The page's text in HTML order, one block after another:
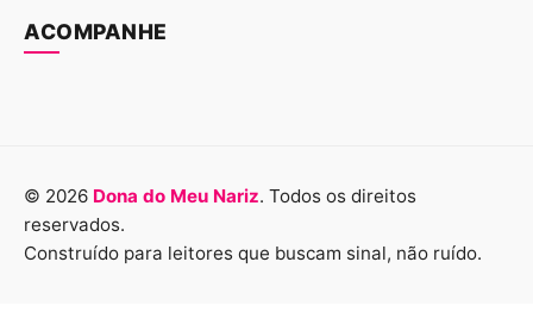
ACOMPANHE
© 2026 Dona do Meu Nariz. Todos os direitos
reservados.
Construído para leitores que buscam sinal, não ruído.